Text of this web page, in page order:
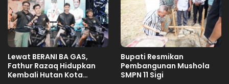
Lewat BERANI BA GAS,
Fathur Razaq Hidupkan
Kembali Hutan Kota
Bupati Resmikan
Pembangunan Mushola
SMPN 11 Sigi